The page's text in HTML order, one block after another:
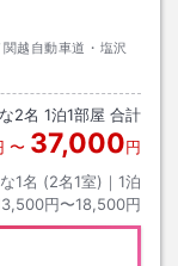
越自動車道・塩沢
2名 1泊1部屋 合計
〜 37,000円
1名 (2名1室)｜ 1泊
円〜18,500円